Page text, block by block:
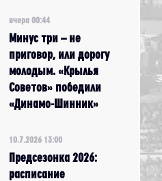
вчера 00:44
Минус три – не
приговор, или дорогу
молодым. «Крылья
Советов» победили
«Динамо-Шинник»
10.7.2026 13:00
Предсезонка 2026:
расписание